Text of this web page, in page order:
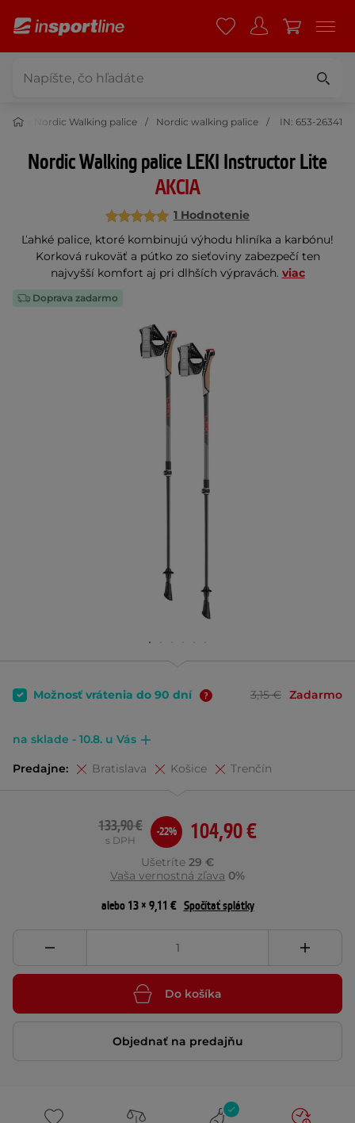
a Nordic Walking palice Nordic walking palice IN: 653-26341
Nordic Walking palice LEKI Instructor Lite
AKCIA
1 Hodnotenie
Ľahké palice, ktoré kombinujú výhodu hliníka a karbónu!
Korková rukoväť a pútko zo sieťoviny zabezpečí ten
najvyšší komfort aj pri dlhších výpravách. viac
Doprava zadarmo
Možnosť vrátenia do 90 dní 3,15 € Zadarmo
na sklade - 10.8. u Vás
Predajne: Bratislava Košice Trenčín
104,90 €
133,90 €
s DPH
-22%
Ušetríte 29 €
Vaša vernostná zľava 0%
alebo 13 × 9,11 € Spočítať splátky
Do košíka
Objednať na predajňu